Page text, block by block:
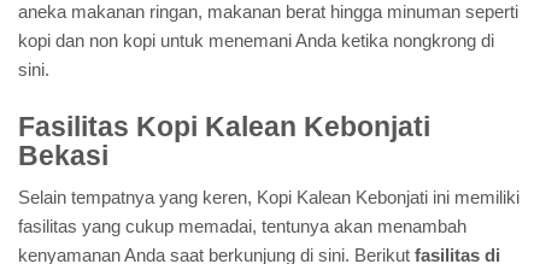
aneka makanan ringan, makanan berat hingga minuman seperti
kopi dan non kopi untuk menemani Anda ketika nongkrong di
sini.
Fasilitas Kopi Kalean Kebonjati
Bekasi
Selain tempatnya yang keren, Kopi Kalean Kebonjati ini memiliki
fasilitas yang cukup memadai, tentunya akan menambah
kenyamanan Anda saat berkunjung di sini. Berikut fasilitas di